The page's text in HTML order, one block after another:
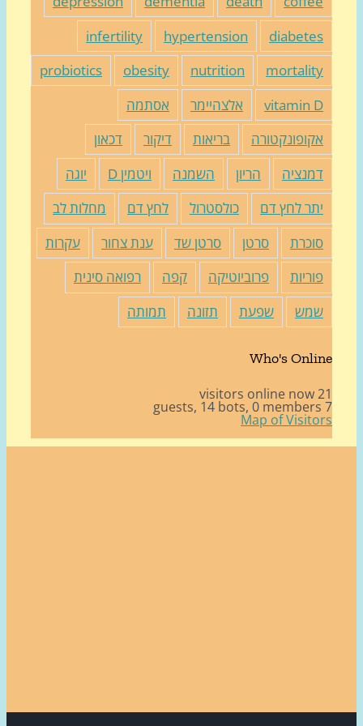
hypertension
infertility
nutrition
obesity
probiotics
vitamin
אלצהיימר
אסתמה
בריאות דיקור
דכאון
הריון השמנה ויטמין D
יוגה
לחץ דם
כולסטרול לחץ דם
מחלות לב
סרטן סרטן שד ענת צחור
עקרות
פרוביוטיקה קפה
רפואה סינית
שפעת תזונה תמותה
Who's
14 bots, 0 members
Map of